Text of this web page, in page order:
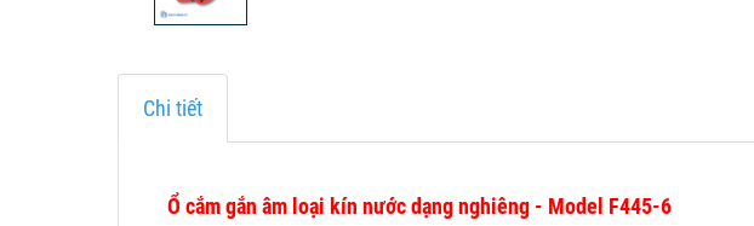
Chi tiết
Ổ cắm gắn âm loại kín nước dạng nghiêng - Model F445-6